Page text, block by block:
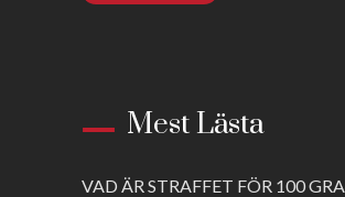
Mest Lästa
VAD ÄR STRAFFET FÖR 100